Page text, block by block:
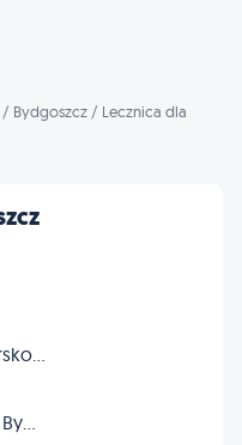
/ Bydgoszcz / Lecznica dla
Kujawsko-Pomorska Izba Lekarsko-Weterynaryjna
Lecznica dla Zwierząt BONA w Bydgoszczy